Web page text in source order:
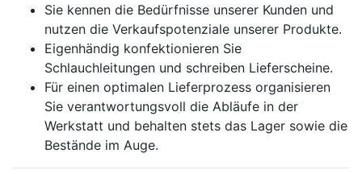
Sie kennen die Bedürfnisse unserer Kunden und
nutzen die Verkaufspotenziale unserer Produkte.
Eigenhändig konfektionieren Sie
Schlauchleitungen und schreiben Lieferscheine.
Für einen optimalen Lieferprozess organisieren
Sie verantwortungsvoll die Abläufe in der
Werkstatt und behalten stets das Lager sowie die
Bestände im Auge.